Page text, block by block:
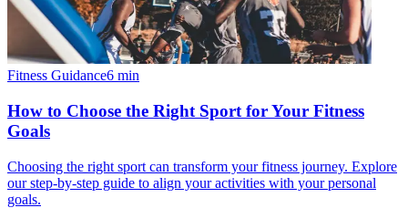
Fitness Guidance6 min
How to Choose the Right Sport for Your Fitness
Goals
Choosing the right sport can transform your fitness journey. Explore
our step-by-step guide to align your activities with your personal
goals.